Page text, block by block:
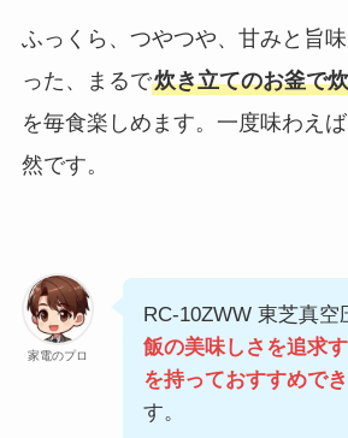
ふっくら、つやつや、甘みと旨
った、まるで炊き立てのお釜で
を毎食楽しめます。一度味わえ
然です。
家電のプロ
RC-10ZWW 東芝真空
飯の美味しさを追求
を持っておすすめで
す。